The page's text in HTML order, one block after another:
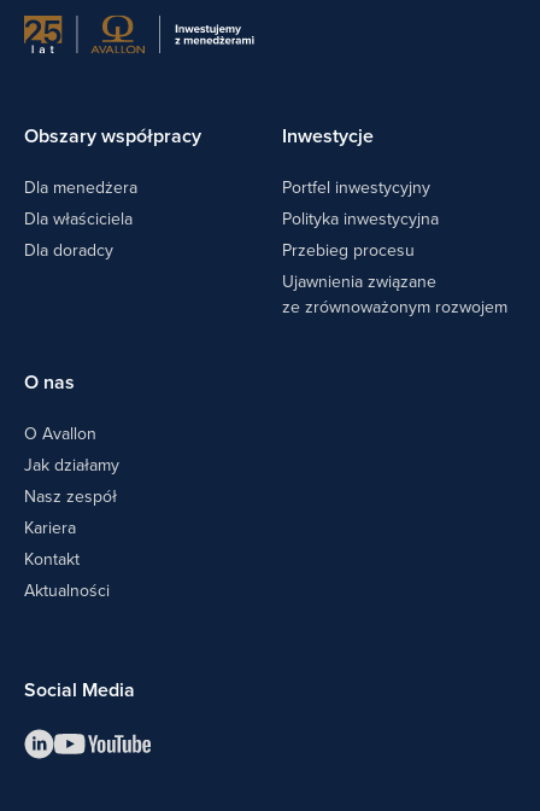
Obszary współpracy
Dla menedżera
Dla właściciela
Dla doradcy
Inwestycje
Portfel inwestycyjny
Polityka inwestycyjna
Przebieg procesu
Ujawnienia związane
ze zrównoważonym rozwojem
O nas
O Avallon
Jak działamy
Nasz zespół
Kariera
Kontakt
Aktualności
Social Media